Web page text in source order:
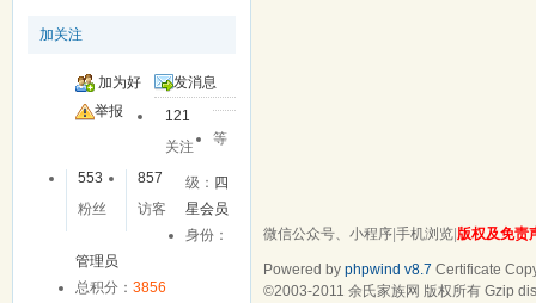
加关注
加为好
友
发消息
举报
121
关注
553
粉丝
857
访客
等
级： 四
星会员
身份：
管理员
总积分： 3856
微信公众号、小程序 手机浏览 版权及免责
Powered by phpwind v8.7 Certificate
©2003-2011 余氏家族网 版权所有 Gzip